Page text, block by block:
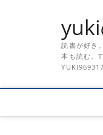
読書が好き
本も読む。